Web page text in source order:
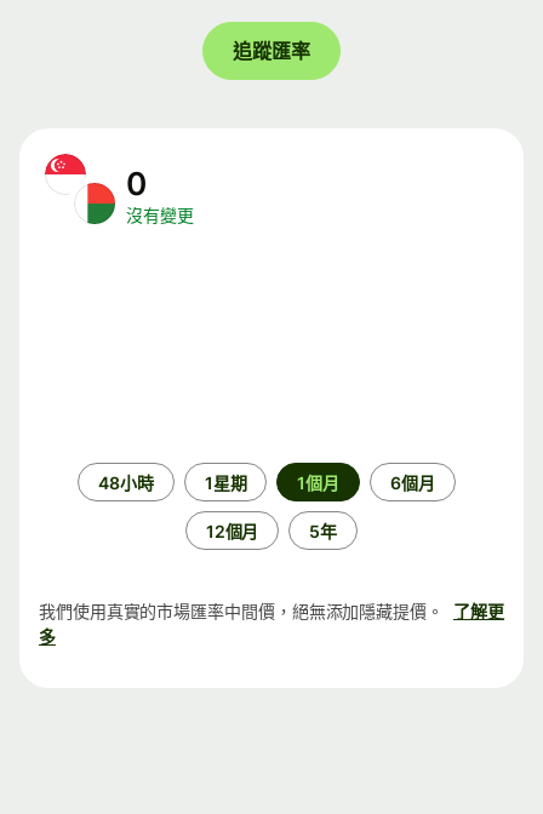
追蹤匯率
0
沒有變更
48小時 1星期 1個月 6個月
12個月 5年
我們使用真實的市場匯率中間價，絕無添加隱藏提價。
了解更
多